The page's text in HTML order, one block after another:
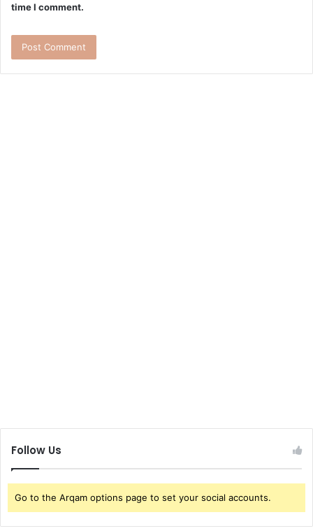
time I comment.
Follow Us
Go to the Arqam options page to set your social accounts.